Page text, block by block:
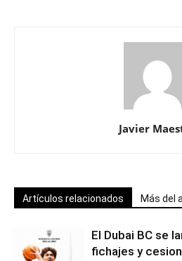
Javier
Artículos relacionados Más del
El Dubai BC se
fichajes y